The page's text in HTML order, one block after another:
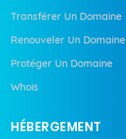
Transférer Un Domaine
Renouveler Un Domaine
Protéger Un Domaine
Whois
HÉBERGEMENT